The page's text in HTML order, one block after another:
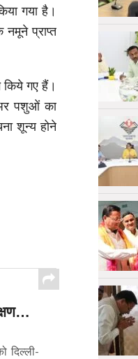
गया है।
प्राप्त
किये गए हैं।
पशुओं का
शून्य होने
दिल्ली-